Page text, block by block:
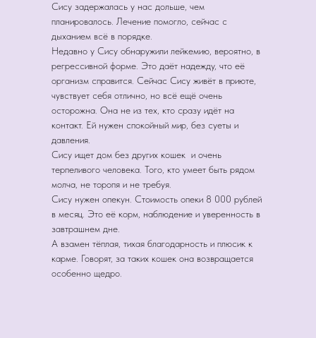
Сису задержалась у нас дольше, чем
планировалось. Лечение помогло, сейчас с
дыханием всё в порядке.
Недавно у Сису обнаружили лейкемию, вероятно, в
регрессивной форме. Это даёт надежду, что её
организм справится. Сейчас Сису живёт в приюте,
чувствует себя отлично, но всё ещё очень
осторожна. Она не из тех, кто сразу идёт на
контакт. Ей нужен спокойный мир, без суеты и
давления.
Сису ищет дом без других кошек и очень
терпеливого человека. Того, кто умеет быть рядом
молча, не торопя и не требуя.
Сису нужен опекун. Стоимость опеки 8 000 рублей
в месяц. Это её корм, наблюдение и уверенность в
завтрашнем дне.
А взамен тёплая, тихая благодарность и плюсик к
карме. Говорят, за таких кошек она возвращается
особенно щедро.